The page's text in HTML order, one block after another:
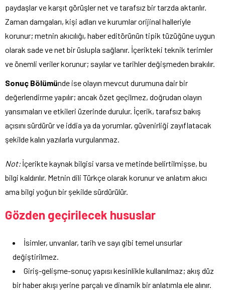
paydaşlar ve karşıt görüşler net ve tarafsız bir tarzda aktarılır.
Zaman damgaları, kişi adları ve kurumlar orijinal halleriyle
korunur; metnin akıcılığı, haber editörünün tipik tüzüğüne uygun
olarak sade ve net bir üslupla sağlanır. İçerikteki teknik terimler
ve önemli veriler korunur; sayılar ve tarihler değişmeden bırakılır.
Sonuç Bölümünde ise olayın mevcut durumuna dair bir
değerlendirme yapılır; ancak özet geçilmez, doğrudan olayın
yansımaları ve etkileri üzerinde durulur. İçerik, tarafsız bakış
açısını sürdürür ve iddia ya da yorumlar, güvenirliği zayıflatacak
şekilde kalın yazılarla vurgulanmaz.
Not:İçerikte kaynak bilgisi varsa ve metinde belirtilmişse, bu
bilgi kaldırılır. Metnin dili Türkçe olarak korunur ve anlatım akıcı
ama bilgi yoğun bir şekilde sürdürülür.
Gözden geçirilecek hususlar
İsimler, unvanlar, tarih ve sayı gibi temel unsurlar
değiştirilmez.
Giriş-gelişme-sonuç yapısı kesinlikle kullanılmaz; akış düz
bir haber akışı yerine parçalı ve dinamik bir anlatımla ele alınır.